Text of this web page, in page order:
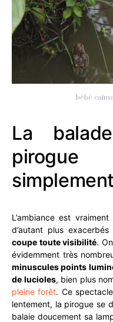
bébé
La
L’ambiance est
d’autant plus exacerbés
coupe toute visibilité.
évidemment très
minuscules points
de lucioles, bien plus
pleine forêt. Ce
lentement, la pirogue se
balaie doucement sa